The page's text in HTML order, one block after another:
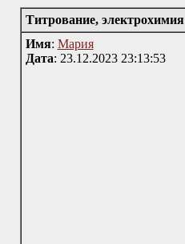
Титрование, электрохимия
Имя: Мария
Дата: 23.12.2023 23:13:53